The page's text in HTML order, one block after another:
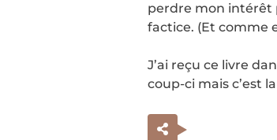
perdre mon intérêt
factice. (Et comme
J’ai reçu ce livre
coup-ci mais c’est